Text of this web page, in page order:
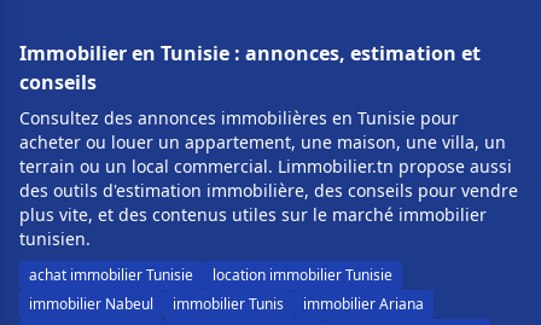
Immobilier en Tunisie : annonces, estimation et
conseils
Consultez des annonces immobilières en Tunisie pour
acheter ou louer un appartement, une maison, une villa, un
terrain ou un local commercial. Limmobilier.tn propose aussi
des outils d'estimation immobilière, des conseils pour vendre
plus vite, et des contenus utiles sur le marché immobilier
tunisien.
achat immobilier Tunisie
location immobilier Tunisie
immobilier Nabeul
immobilier Tunis
immobilier Ariana